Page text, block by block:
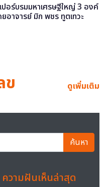
ปอร์บรมมหาเศรษฐีใหญ่ 3 องค์
ยอาจารย์ มิก พชร ทูตเทวะ
ข ดูเพิ่มเติม
ค้นหา
ความฝันเห็นล่าสุด